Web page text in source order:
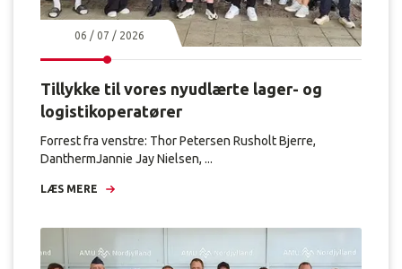
06 / 07 / 2026
Tillykke til vores nyudlærte lager- og
logistikoperatører
Forrest fra venstre: Thor Petersen Rusholt Bjerre,
DanthermJannie Jay Nielsen, ...
LÆS MERE